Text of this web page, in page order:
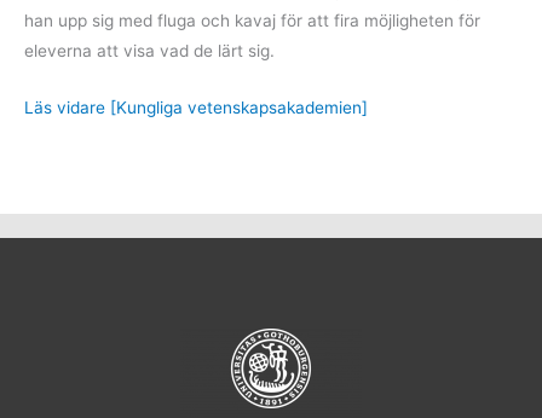
han upp sig med fluga och kavaj för att fira möjligheten för
eleverna att visa vad de lärt sig.
Läs vidare [Kungliga vetenskapsakademien]